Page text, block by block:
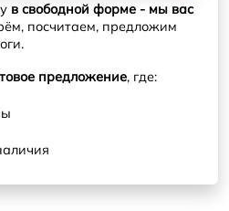
в свободной форме - мы вас
посчитаем, предложим
предложение, где: